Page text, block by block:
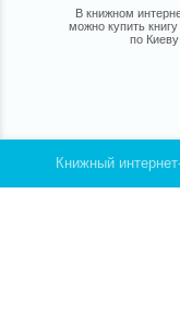
В книжном
можно купить
по
Книжный